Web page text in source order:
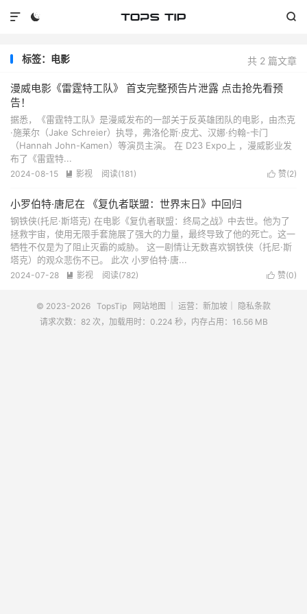
 

共 2 篇文章
标签：电影
漫威电影《雷霆特工队》 首支完整预告片泄露 点击抢先看预
告！
据悉，《雷霆特工队》是漫威发布的一部关于反英雄团队的电影，由杰克
·施莱尔（Jake Schreier）执导，弗洛伦斯·皮尤、汉娜·约翰-卡门
（Hannah John-Kamen）等演员主演。 在 D23 Expo上 ，漫威影业发
布了《雷霆特...
 赞(2)
2024-08-15  影视 阅读(181 )
小罗伯特·唐尼在 《复仇者联盟：世界末日》中回归
钢铁侠(托尼·斯塔克) 在电影《复仇者联盟：终局之战》中去世。他为了
拯救宇宙，使用无限手套施展了强大的力量，最终导致了他的死亡。这一
牺牲不仅是为了阻止灭霸的威胁。 这一剧情让无数喜欢钢铁侠（托尼·斯
塔克）的观众悲伤不已。 此次 小罗伯特·唐...
 赞(0)
2024-07-28  影视 阅读(782)
© 2023-2026 TopsTip 网站地图 ｜ 运营：新加坡｜
隐私条款
请求次数：82 次，加载用时：0.224 秒，内存占用：16.56 MB